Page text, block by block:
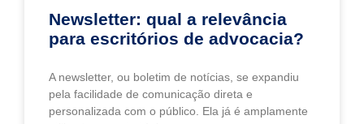
Newsletter: qual a relevância
para escritórios de advocacia?
A newsletter, ou boletim de notícias, se expandiu
pela facilidade de comunicação direta e
personalizada com o público. Ela já é amplamente